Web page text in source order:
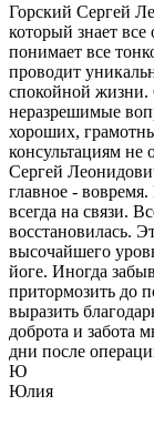
Горский Сергей
который знает
понимает все
проводит
спокойной
неразрешимые
хороших,
консультациям не
Сергей
главное -
всегда на связи.
восстановилась.
высочайшего
йоге. Иногда
притормозить до
выразить
доброта и забота
дни после
Ю
Юлия